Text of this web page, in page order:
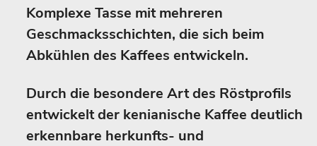
Komplexe Tasse mit mehreren
Geschmacksschichten, die sich beim
Abkühlen des Kaffees entwickeln.
Durch die besondere Art des Röstprofils
entwickelt der kenianische Kaffee deutlich
erkennbare herkunfts- und